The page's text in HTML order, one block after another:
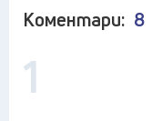
Коментари: 8
1